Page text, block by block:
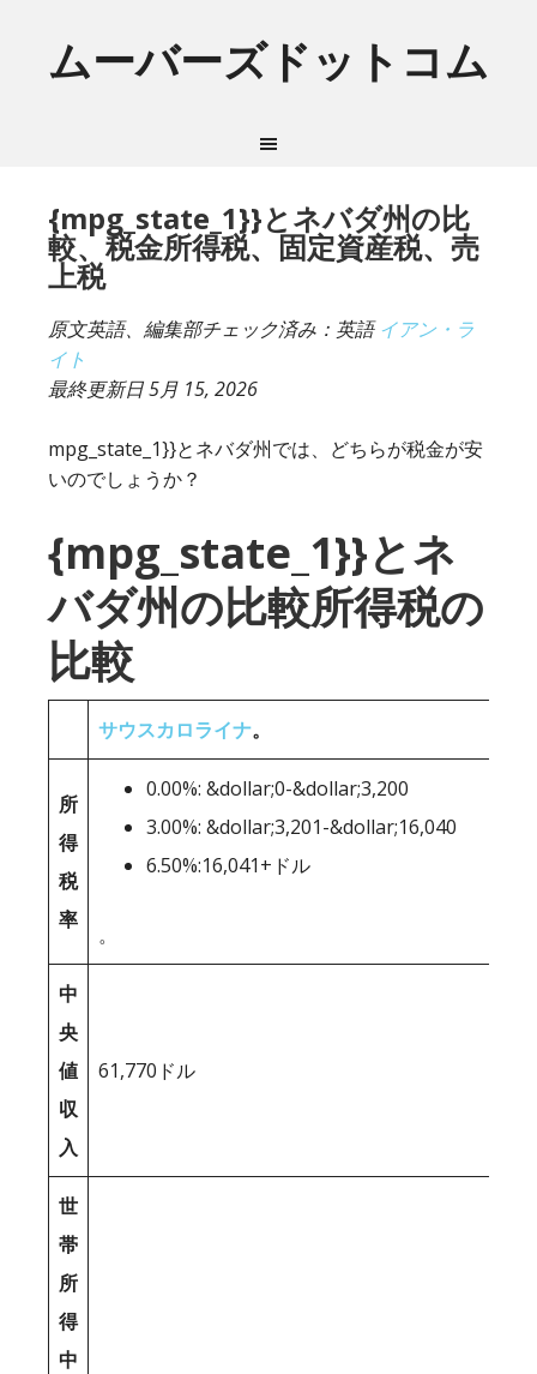
ムーバーズドットコム
{mpg_state_1}}とネバダ州の比
較、税金所得税、固定資産税、売
上税
原文英語、編集部チェック済み：英語イアン・ラ
イト
最終更新日5月 15, 2026
mpg_state_1}}とネバダ州では、どちらが税金が安
いのでしょうか？
{mpg_state_1}}とネ
バダ州の比較所得税の
比較
サウスカロライナ。
所
得
税
率
0.00%: &dollar;0-&dollar;3,200
3.00%: &dollar;3,201-&dollar;16,040
6.50%:16,041+ドル
。
中
央
値
収
入
61,770ドル
世
帯
所
得
中